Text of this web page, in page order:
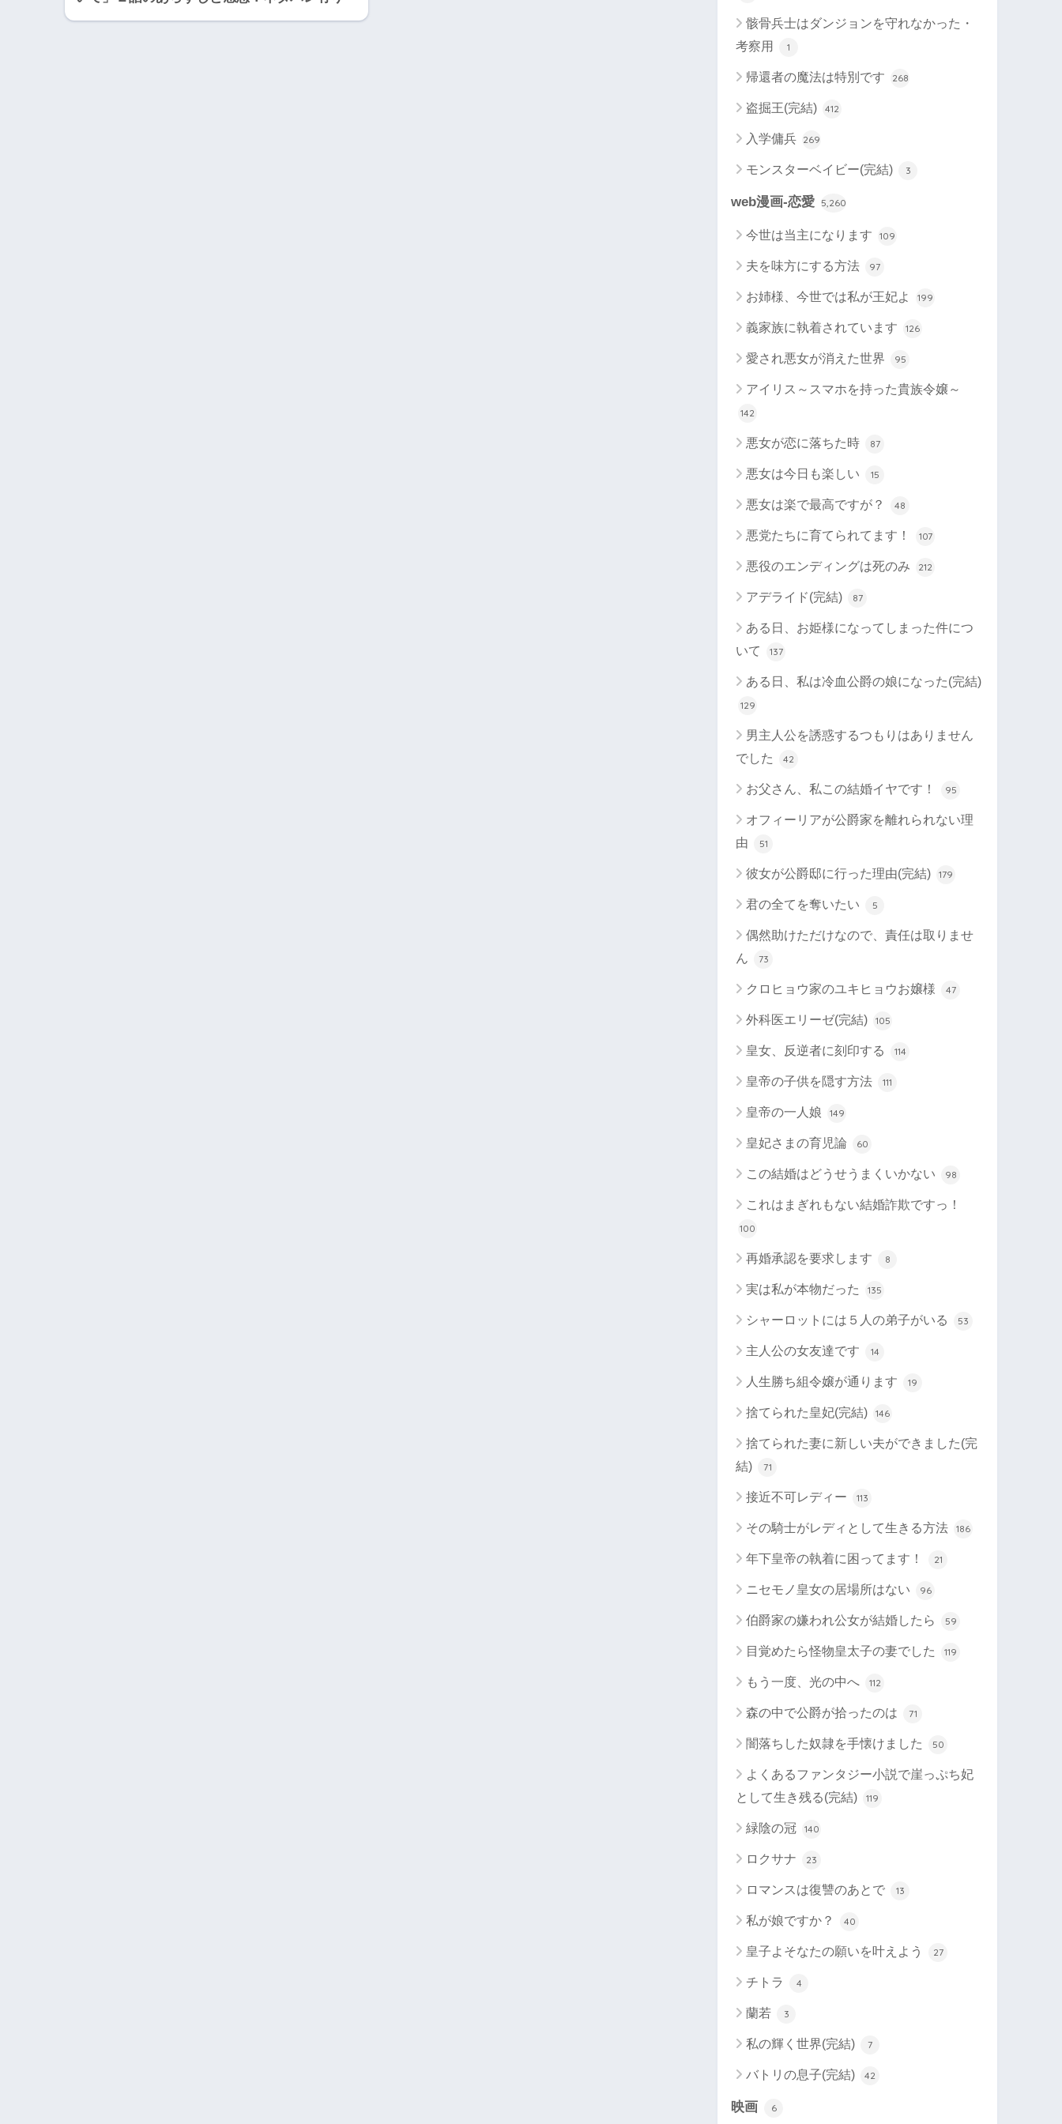
骸骨兵士はダンジョンを守れなかった・
考察用
1
帰還者の魔法は特別です 268
盗掘王(完結) 412
入学傭兵 269
モンスターベイビー(完結) 3
web漫画-恋愛 5,260
今世は当主になります 109
夫を味方にする方法 97
お姉様、今世では私が王妃よ 199
義家族に執着されています 126
愛され悪女が消えた世界 95
アイリス～スマホを持った貴族令嬢～
142
悪女が恋に落ちた時 87
悪女は今日も楽しい 15
悪女は楽で最高ですが？ 48
悪党たちに育てられてます！ 107
悪役のエンディングは死のみ 212
アデライド(完結) 87
ある日、お姫様になってしまった件につ
いて
137
ある日、私は冷血公爵の娘になった(完結)
129
男主人公を誘惑するつもりはありません
でした
42
お父さん、私この結婚イヤです！ 95
オフィーリアが公爵家を離れられない理
由
51
彼女が公爵邸に行った理由(完結) 179
君の全てを奪いたい 5
偶然助けただけなので、責任は取りませ
ん
73
クロヒョウ家のユキヒョウお嬢様 47
外科医エリーゼ(完結) 105
皇女、反逆者に刻印する 114
皇帝の子供を隠す方法 111
皇帝の一人娘 149
皇妃さまの育児論 60
この結婚はどうせうまくいかない 98
これはまぎれもない結婚詐欺ですっ！
100
再婚承認を要求します 8
実は私が本物だった 135
シャーロットには５人の弟子がいる 53
主人公の女友達です 14
人生勝ち組令嬢が通ります 19
捨てられた皇妃(完結) 146
捨てられた妻に新しい夫ができました(完
結)
71
接近不可レディー 113
その騎士がレディとして生きる方法 186
年下皇帝の執着に困ってます！ 21
ニセモノ皇女の居場所はない 96
伯爵家の嫌われ公女が結婚したら 59
目覚めたら怪物皇太子の妻でした 119
もう一度、光の中へ 112
森の中で公爵が拾ったのは 71
闇落ちした奴隷を手懐けました 50
よくあるファンタジー小説で崖っぷち妃
として生き残る(完結)
119
緑陰の冠 140
ロクサナ 23
ロマンスは復讐のあとで 13
私が娘ですか？ 40
皇子よそなたの願いを叶えよう 27
チトラ 4
蘭若 3
私の輝く世界(完結) 7
バトリの息子(完結) 42
映画 6